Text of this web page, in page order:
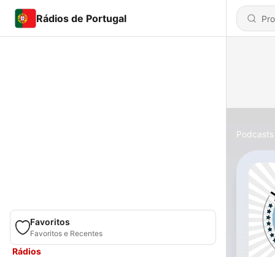
Rádios de Portugal
Favoritos
Favoritos e Recentes
Rádios
Podcasts